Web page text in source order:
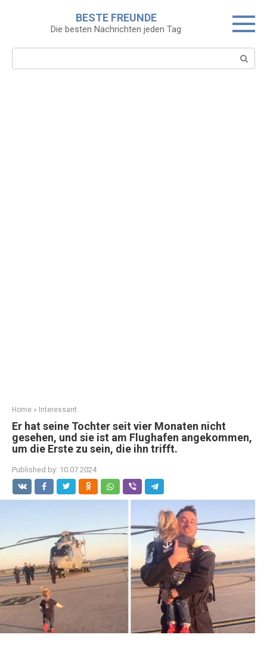
BESTE FREUNDE
Die besten Nachrichten jeden Tag
Search:
Home » Interessant
Er hat seine Tochter seit vier Monaten nicht
gesehen, und sie ist am Flughafen angekommen,
um die Erste zu sein, die ihn trifft.
Published by: 10.07.2024